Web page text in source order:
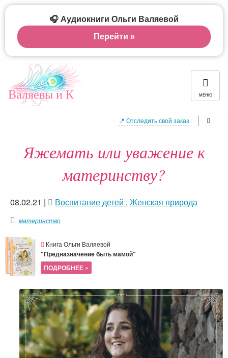
Валяевы и К МЕНЮ
📍 Отследить свой заказ
Яжемать или уважение к
материнству?
08.02.21 | Воспитание детей , Женская природа
материнство
Книга Ольги Валяевой
"Предназначение быть мамой"
ПОДРОБНЕЕ »
🎧 Аудиокниги Ольги Валяевой
Перейти »